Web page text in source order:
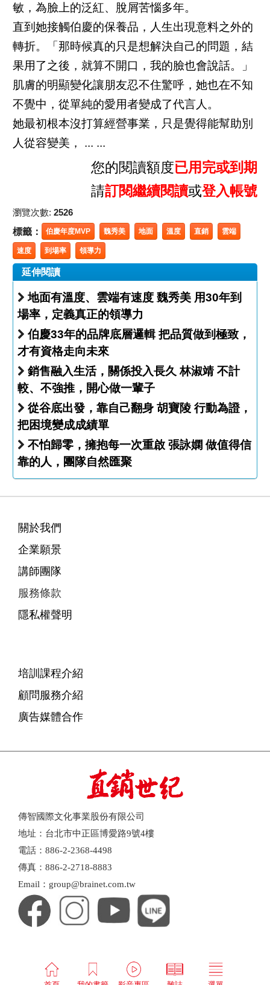
敏，為臉上的泛紅、脫屑苦惱多年。
直到她接觸伯慶的保養品，人生出現意料之外的
轉折。「那時候真的只是想解決自己的問題，結
果用了之後，就算不開口，我的臉也會說話。」
肌膚的明顯變化讓朋友忍不住驚呼，她也在不知
不覺中，從單純的愛用者變成了代言人。
她最初根本沒打算經營事業，只是覺得能幫助別
人從容變美， ... ...
您的閱讀額度已用完或到期
請訂閱繼續閱讀或登入帳號
瀏覽次數: 2526
標籤： 伯慶年度MVP 魏秀美 地面 溫度 直銷 雲端
速度 到場率 領導力
延伸閱讀
地面有溫度、雲端有速度 魏秀美 用30年到
場率，定義真正的領導力
伯慶33年的品牌底層邏輯 把品質做到極致，
才有資格走向未來
銷售融入生活，關係投入長久 林淑靖 不計
較、不強推，開心做一輩子
從谷底出發，靠自己翻身 胡寶陵 行動為證，
把困境變成成績單
不怕歸零，擁抱每一次重啟 張詠嫻 做值得信
靠的人，團隊自然匯聚
關於我們
企業願景
講師團隊
服務條款
隱私權聲明
培訓課程介紹
顧問服務介紹
廣告媒體合作
傳智國際文化事業股份有限公司
地址：台北市中正區博愛路9號4樓
電話：886-2-2368-4498
傳真：886-2-2718-8883
Email：group@brainet.com.tw